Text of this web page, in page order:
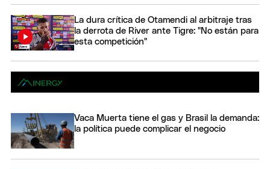
La dura crítica de Otamendi al arbitraje tras
la derrota de River ante Tigre: "No están para
esta competición"
Vaca Muerta tiene el gas y Brasil la demanda:
la política puede complicar el negocio